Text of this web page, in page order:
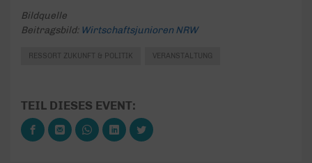
Bildquelle
Beitragsbild: Wirtschaftsjunioren NRW
RESSORT ZUKUNFT & POLITIK VERANSTALTUNG
TEIL DIESES EVENT: